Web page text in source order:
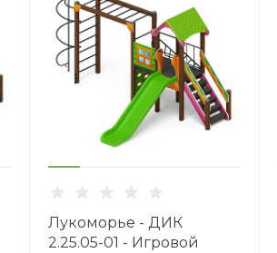
Лукоморье - ДИК
2.25.05-01 - Игровой